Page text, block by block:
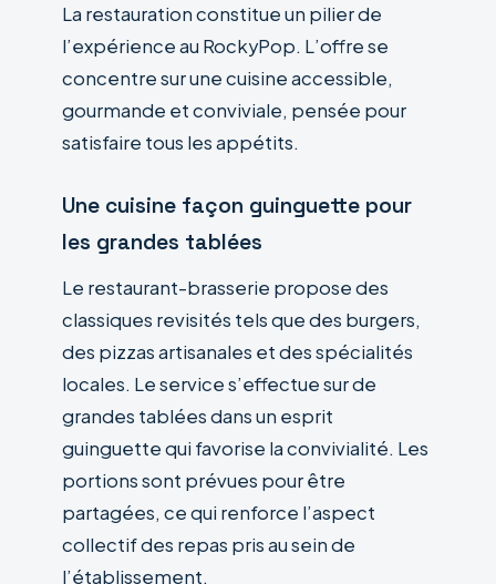
La restauration constitue un pilier de
l’expérience au RockyPop. L’offre se
concentre sur une cuisine accessible,
gourmande et conviviale, pensée pour
satisfaire tous les appétits.
Une cuisine façon guinguette pour
les grandes tablées
Le restaurant-brasserie propose des
classiques revisités tels que des burgers,
des pizzas artisanales et des spécialités
locales. Le service s’effectue sur de
grandes tablées dans un esprit
guinguette qui favorise la convivialité. Les
portions sont prévues pour être
partagées, ce qui renforce l’aspect
collectif des repas pris au sein de
l’établissement.